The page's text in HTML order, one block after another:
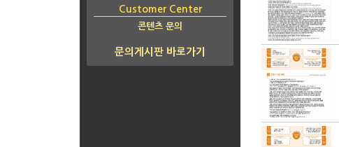
Customer Center
콘텐츠 문의
문의게시판 바로가기